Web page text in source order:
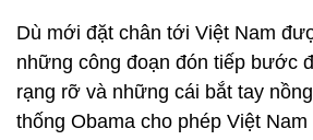
Dù mới đặt chân tới Việt Nam
những công đoạn đón tiếp bước
rạng rỡ và những cái bắt tay
thống Obama cho phép Việt